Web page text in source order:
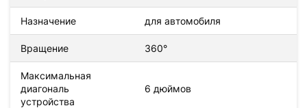
Назначение для автомобиля
Вращение 360°
Максимальная
диагональ
устройства
6 дюймов